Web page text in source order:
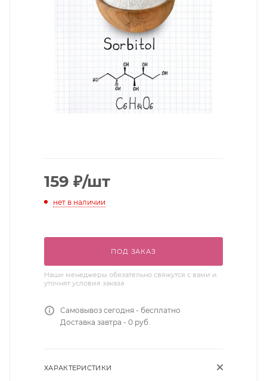
159 ₽/шт
нет в наличии
ПОД ЗАКАЗ
Наши менеджеры обязательно свяжутся с вами и
уточнят условия заказа
Самовывоз сегодня - бесплатно
Доставка завтра - 0 руб.
ХАРАКТЕРИСТИКИ